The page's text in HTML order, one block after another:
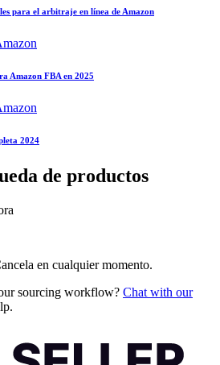
para el arbitraje en línea de Amazon
Amazon FBA en 2025
2024
de productos
en cualquier momento.
sourcing workflow? Chat with our